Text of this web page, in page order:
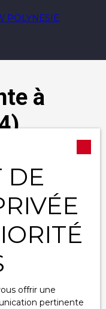
à
DE
offrir une
pertinente